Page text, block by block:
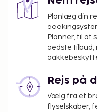
Planlæg din
Planner, til at
bedste tilbud,
Rejs på
Vælg fra et
flyselskaber,